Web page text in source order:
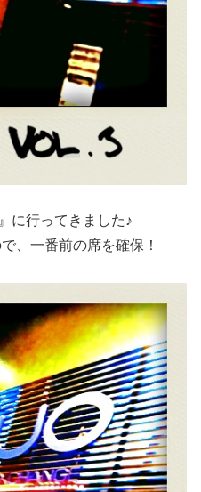
に行ってきました♪
、一番前の席を確保！